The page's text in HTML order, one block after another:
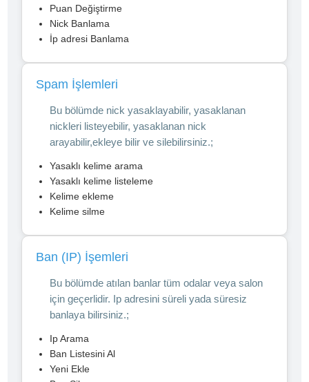
Puan Değiştirme
Nick Banlama
İp adresi Banlama
Spam İşlemleri
Bu bölümde nick yasaklayabilir, yasaklanan
nickleri listeyebilir, yasaklanan nick
arayabilir,ekleye bilir ve silebilirsiniz.;
Yasaklı kelime arama
Yasaklı kelime listeleme
Kelime ekleme
Kelime silme
Ban (IP) İşemleri
Bu bölümde atılan banlar tüm odalar veya salon
için geçerlidir. Ip adresini süreli yada süresiz
banlaya bilirsiniz.;
Ip Arama
Ban Listesini Al
Yeni Ekle